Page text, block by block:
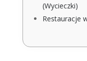
(Wycieczki)
Restauracje